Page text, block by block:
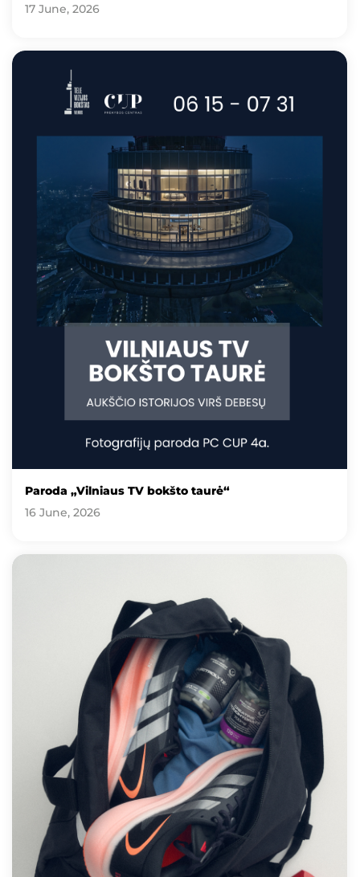
17 June, 2026
Paroda „Vilniaus TV bokšto taurė“
16 June, 2026